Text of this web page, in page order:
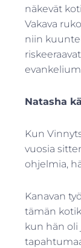
näkevät
Vakava
niin
Natasha
Kun
vuosia
ohjelmia,
Kanavan
tämän
kun hän oli